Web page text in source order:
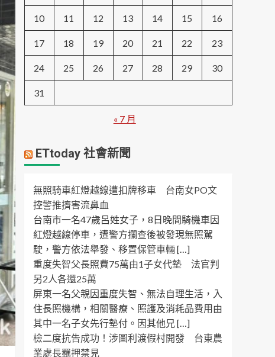
10 11 12 13 14 15 16
17 18 19 20 21 22 23
24 25 26 27 28 29 30
31
« 7 月
ETtoday 社會新聞
無照騎車紅燈越線遭扣牌移車 台南女PO文
控警推擠害流鼻血
台南市一名47歲呂姓女子，8日晚間騎機車因
紅燈越線停車，遭警方攔查後被發現無照駕
駛，警方依法舉發、移置保管車輛 […]
重度失智父長照費75萬由1子女代墊 法官判
另2人各還25萬
屏東一名父親因重度失智、無法自理生活，入
住長照機構，相關醫療、照護及消耗品費用由
其中一名子女先行墊付。因其他兄 […]
檢二度抗告成功！涉圖利渡假村開發 台東農
業處長羈押禁見